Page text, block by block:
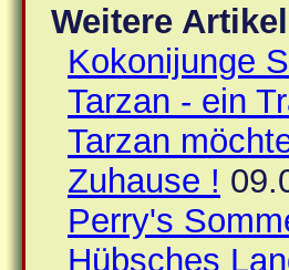
Weitere
Kokonijunge
Tarzan - ein
Tarzan
Zuhause !
Perry's
Hübsches